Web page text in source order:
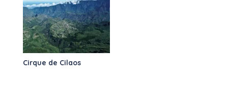
Cirque de Cilaos